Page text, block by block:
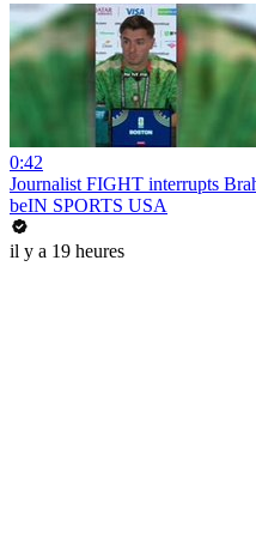
0:42
Journalist FIGHT interrupts
beIN SPORTS USA
il y a 19 heures